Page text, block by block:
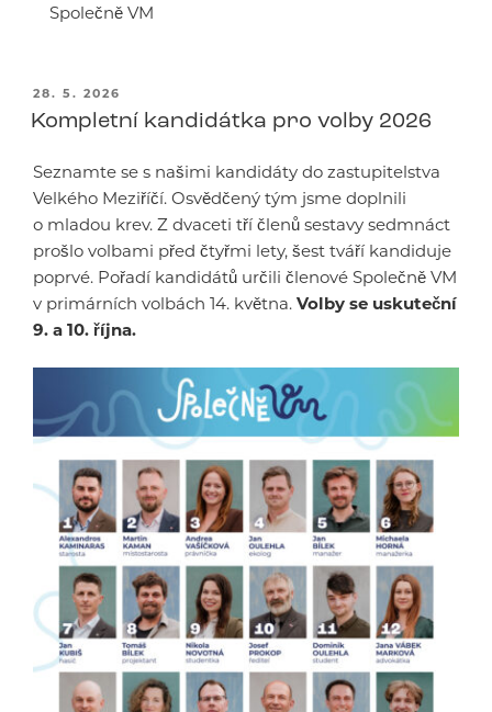
Společně VM
PUBLIKOVÁNO
28. 5. 2026
Kompletní kandidátka pro volby 2026
Seznamte se s našimi kandidáty do zastupitelstva
Velkého Meziříčí. Osvědčený tým jsme doplnili
o mladou krev. Z dvaceti tří členů sestavy sedmnáct
prošlo volbami před čtyřmi lety, šest tváří kandiduje
poprvé. Pořadí kandidátů určili členové Společně VM
v primárních volbách 14. května. Volby se uskuteční
9. a 10. října.